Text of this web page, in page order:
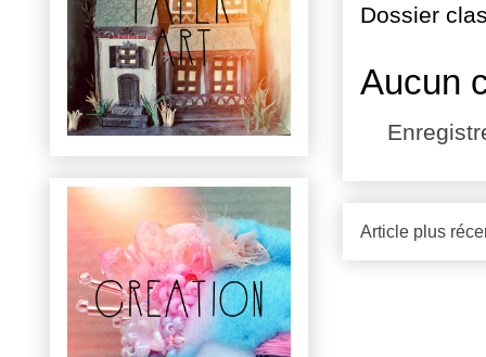
Dossier
Aucun
Article plus